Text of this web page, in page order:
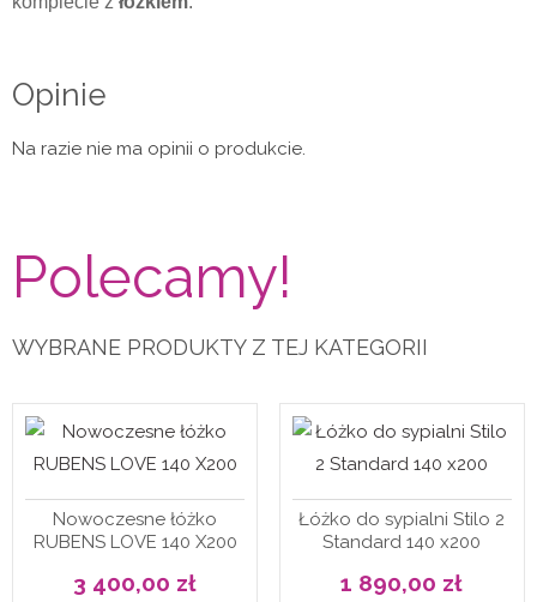
Opinie
Na razie nie ma opinii o produkcie.
Polecamy!
WYBRANE PRODUKTY Z TEJ KATEGORII
Nowoczesne łóżko
RUBENS LOVE 140 X200
3 400,00 zł
Łóżko do sypialni Stilo 2
Standard 140 x200
1 890,00 zł